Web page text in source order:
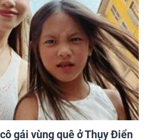
gái vùng quê ở Thụy Điển